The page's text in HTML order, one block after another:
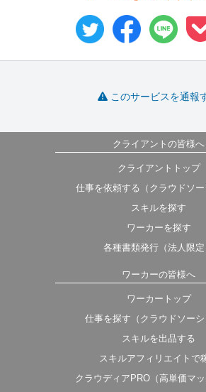
このサービスを通報
クライアントの皆様へ
クライアントトップ
仕事を依頼する（クラウドソー
スキルを探す
ワーカーを探す
各種書類発行（法人限定
ワーカーの皆様へ
ワーカートップ
仕事を探す（クラウドソーシ
スキルを出品する
スキルアフィリエイトで
クラウディアPRO（高単価マッ